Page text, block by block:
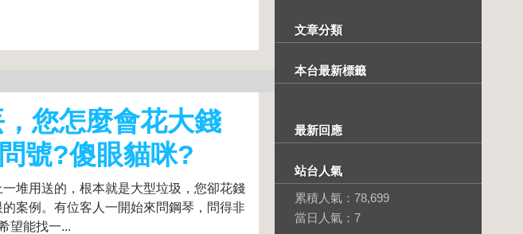
您怎麼會花大錢
號?傻眼貓咪?
堆用送的，根本就是大型垃圾，您卻花錢
案例。有位客人一開始來問鋼琴，問得非
望能找一...
文章分類
本台最新標籤
最新回應
站台人氣
累積人氣： 78,699
當日人氣： 7